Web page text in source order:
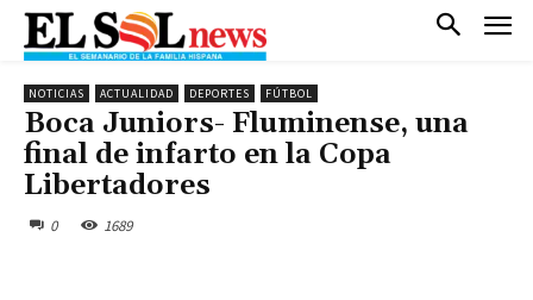
NOTICIAS ACTUALIDAD DEPORTES FÚTBOL
Boca Juniors- Fluminense, una
final de infarto en la Copa
Libertadores
0 1689